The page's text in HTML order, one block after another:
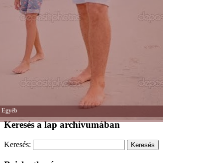
Egyéb
Keresés a lap archivumában
Keresés: